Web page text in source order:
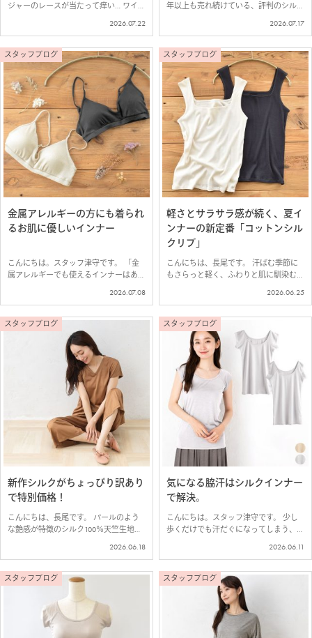
ジャーのレースが当たって痒い… ワイヤ
ク100％ 薄テレコ ブラカバー …
2026.07.22
年以上も売れ続けている、評判のシルク
色の『フレンチベージュ』は、ブロンズ
の…
2026.07.17
スタッフブログ
金属アレルギーの方にも着られ
るお肌に優しいインナー
こんにちは。スタッフ津守です。 「金
属アレルギーでも使えるインナーはあり
紹介。 お客様からのご要望で復活！コ
ット…
2026.07.08
スタッフブログ
軽さとサラサラ感が続く、夏イ
ンナーの新定番「コットンシル
クリブ」
こんにちは、長尾です。 汗ばむ季節に
もさらっと軽く、ふわりと肌に馴染む、
ックに加えて、 新作のスクエアネック
タ…
2026.06.25
スタッフブログ
新作シルクがちょっぴり訳あり
で特別価格！
こんにちは、長尾です。 パールのよう
な艶感が特徴のシルク100％天竺生地で
薄手で伸縮性があり、上品な艶感と、…
2026.06.18
スタッフブログ
気になる脇汗はシルクインナー
で解決。
こんにちは。スタッフ津守です。 少し
歩くだけでも汗だぐになってしまう、こ
ーの中でも特におすすめ。 定番アイテ
ムに…
2026.06.11
スタッフブログ スタッフブログ